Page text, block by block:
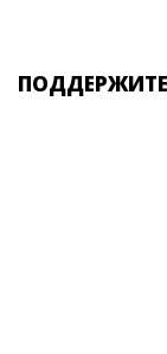
ПОДДЕРЖИТЕ